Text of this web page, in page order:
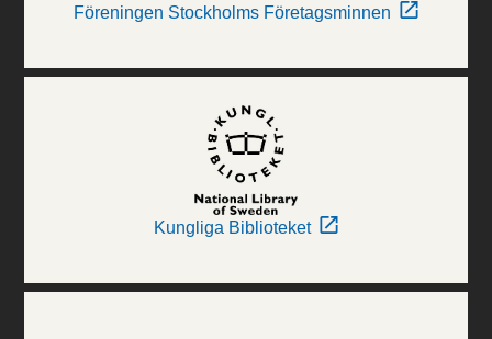
Föreningen Stockholms Företagsminnen
Kungliga Biblioteket